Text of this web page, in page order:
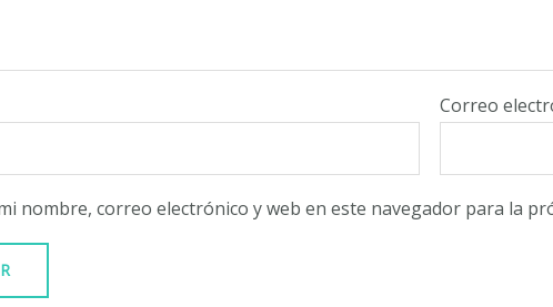
Correo
nombre, correo electrónico y web en este navegador para la